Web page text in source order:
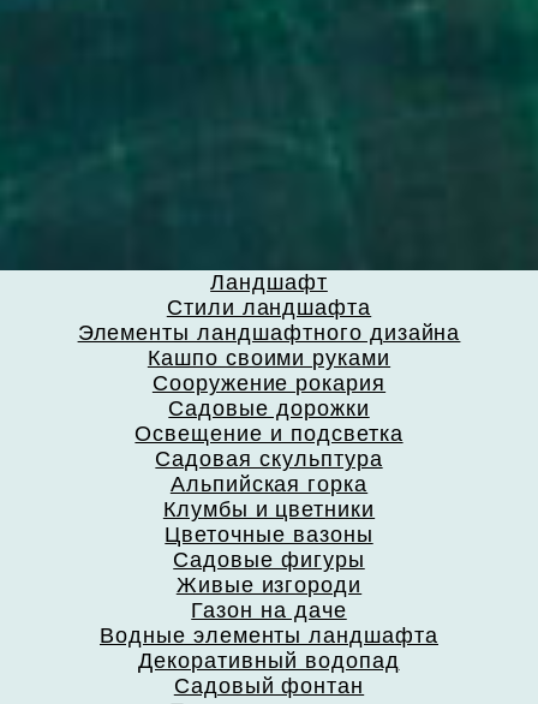
Ландшафт
Стили ландшафта
Элементы ландшафтного дизайна
Кашпо своими руками
Сооружение рокария
Садовые дорожки
Освещение и подсветка
Садовая скульптура
Альпийская горка
Клумбы и цветники
Цветочные вазоны
Садовые фигуры
Живые изгороди
Газон на даче
Водные элементы ландшафта
Декоративный водопад
Садовый фонтан